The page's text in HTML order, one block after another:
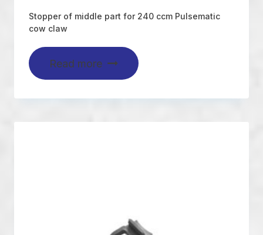
Stopper of middle part for 240 ccm Pulsematic
cow claw
Read more